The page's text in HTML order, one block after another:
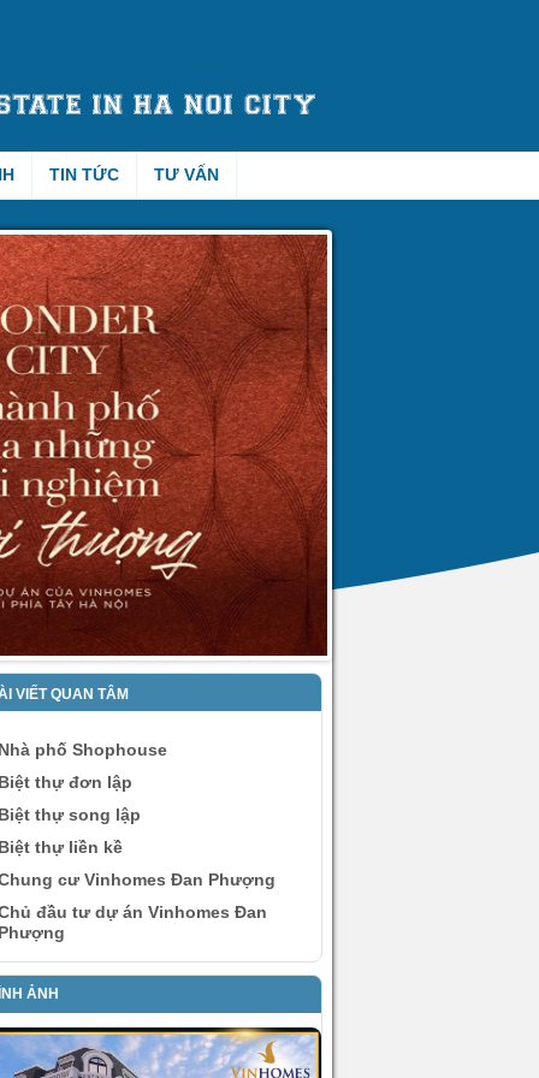
TIN TỨC TƯ VẤN
VIẾT QUAN TÂM
phố Shophouse
thự đơn lập
thự song lập
thự liền kề
cư Vinhomes Đan Phượng
đầu tư dự án Vinhomes Đan
ẢNH